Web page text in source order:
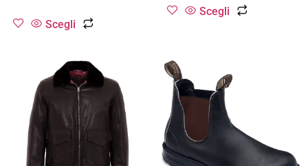
Scegli
Scegli